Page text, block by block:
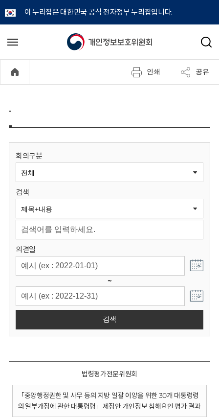
이 누리집은 대한민국 공식 전자정부 누리집입니다.
개
정
보
원
회
메
기
검
인쇄 공유
-
회의구분
검색
의결일
~
검색
법령평가전문위원회
「중앙행정권한 및 사무 등의 지방 일괄 이양을 위한 30개 대통령령
의 일부개정에 관한 대통령령」제정안 개인정보 침해요인 평가 결과